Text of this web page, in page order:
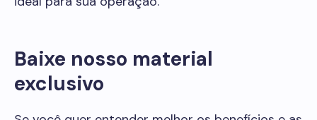
Baixe nosso material
exclusivo